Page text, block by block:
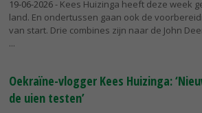
19-06-2026- Kees Huizinga heeft deze week
land. En ondertussen gaan ook de
van start. Drie combines zijn naar de John
Oekraïne-vlogger Kees Huizinga:
de uien testen’